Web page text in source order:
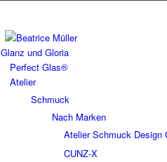
Glanz und Gloria
Perfect Glas®
Atelier
Schmuck
Nach Marken
Atelier Schmuck Design
CUNZ-X